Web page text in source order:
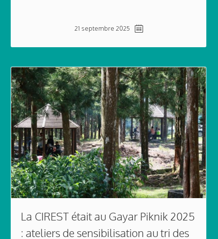
21 septembre 2025
La CIREST était au Gayar Piknik 2025
: ateliers de sensibilisation au tri des